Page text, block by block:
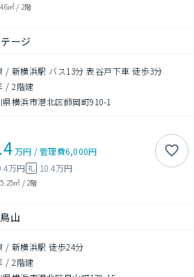
46㎡ / 2階
ージ
/ 新横浜駅 バス13分 表谷戸下車 徒歩3分
/2階建
県横浜市港北区師岡町910-1
万円 /管理費6,000円
万円 礼 10.4万円
㎡ / 2階
山
/ 新横浜駅 徒歩24分
/2階建